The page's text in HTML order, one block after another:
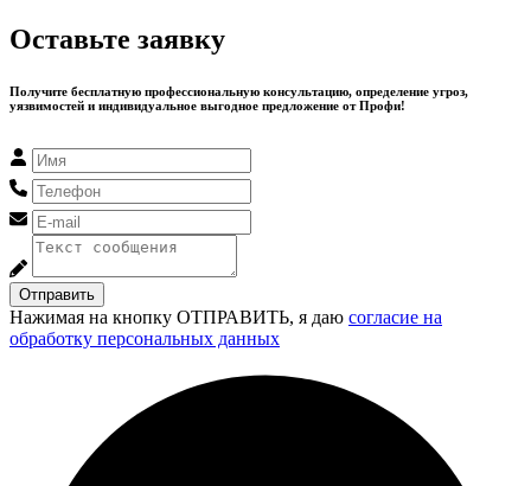
Оставьте заявку
Получите бесплатную профессиональную консультацию, определение угроз,
уязвимостей и индивидуальное выгодное предложение от Профи!
Отправить
Нажимая на кнопку ОТПРАВИТЬ, я даю согласие на
обработку персональных данных